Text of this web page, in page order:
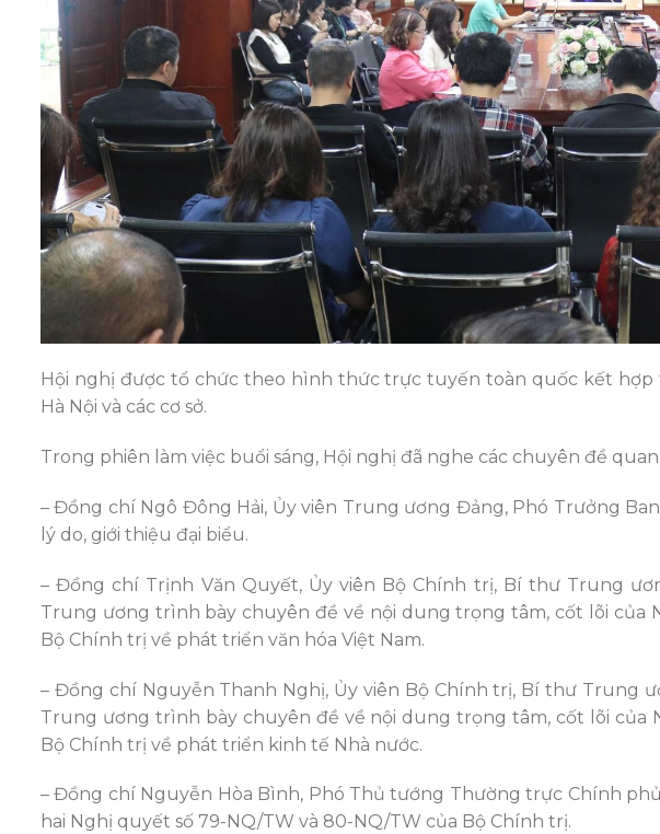
Hội nghị được tổ chức theo hình thức trực tuyến toàn quốc kết
Hà Nội và các cơ sở.
Trong phiên làm việc buổi sáng, Hội nghị đã nghe các chuyên đề
– Đồng chí Ngô Đông Hải, Ủy viên Trung ương Đảng, Phó Trưởng
lý do, giới thiệu đại biểu.
– Đồng chí Trịnh Văn Quyết, Ủy viên Bộ Chính trị, Bí thư Trung
Trung ương trình bày chuyên đề về nội dung trọng tâm, cốt lõi của
Bộ Chính trị về phát triển văn hóa Việt Nam.
– Đồng chí Nguyễn Thanh Nghị, Ủy viên Bộ Chính trị, Bí thư Trung
Trung ương trình bày chuyên đề về nội dung trọng tâm, cốt lõi của
Bộ Chính trị về phát triển kinh tế Nhà nước.
– Đồng chí Nguyễn Hòa Bình, Phó Thủ tướng Thường trực Chính
hai Nghị quyết số 79-NQ/TW và 80-NQ/TW của Bộ Chính trị.